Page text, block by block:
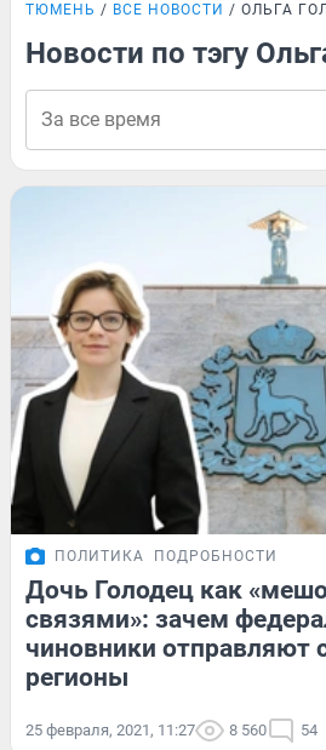
ТЮМЕНЬ ВСЕ НОВОСТИ ОЛЬГА
Новости по тэгу
ПОЛИТИКА ПОДРОБНОСТИ
Дочь Голодец как
связями»: зачем
чиновники отправляют
регионы
25 февраля, 2021, 11:27 8 560 54